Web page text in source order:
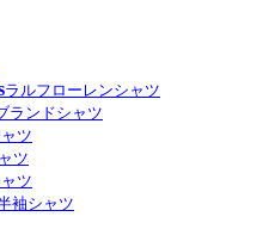
ラルフローレンシャツ
ランドシャツ
ツ
ツ
ツ
袖シャツ